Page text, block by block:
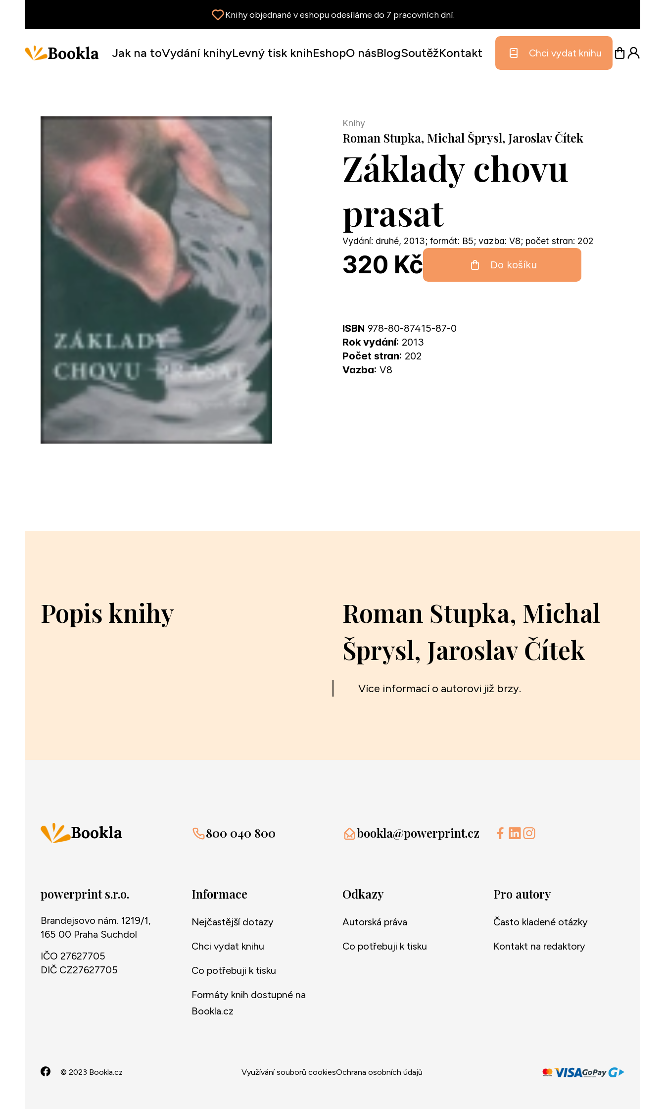
Knihy objednané v eshopu odesíláme do 7 pracovních dní.
Bookla Jak na toVydání knihyLevný tisk knihEshopO násBlogSoutěžKontakt Chci vydat knihu
Knihy
Roman Stupka, Michal Šprysl, Jaroslav Čítek
Základy chovu
prasat
Vydání: druhé, 2013; formát: B5; vazba: V8; počet stran: 202
320 Kč Do košíku
ISBN 978-80-87415-87-0
Rok vydání: 2013
Počet stran: 202
Vazba: V8
Popis knihy
Roman Stupka, Michal
Šprysl, Jaroslav Čítek
Více informací o autorovi již brzy.
Bookla 800 040 800 bookla@powerprint.cz
powerprint s.r.o.
Brandejsovo nám. 1219/1,
165 00 Praha Suchdol
IČO 27627705
DIČ CZ27627705
Informace
Nejčastější dotazy
Chci vydat knihu
Co potřebuji k tisku
Formáty knih dostupné na
Bookla.cz
Odkazy
Autorská práva
Co potřebuji k tisku
Pro autory
Často kladené otázky
Kontakt na redaktory
© 2023 Bookla.cz Využívání souborů cookiesOchrana osobních údajů